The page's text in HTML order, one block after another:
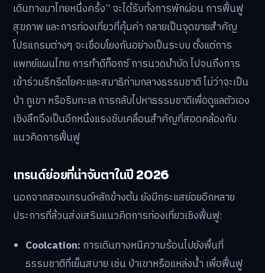
เดินทางมาไทยหนึ่งครั้ง” จะได้รับทั้งการพักผ่อน การฟื้นฟู
สุขภาพ และการท่องเที่ยวที่คุ้มค่า กลายเป็นจุดขายสำคัญ
โปรแกรมต่างๆ จะเชื่อมโยงกันอย่างเป็นระบบ ตั้งแต่การ
แพทย์แผนไทย การทำดีท็อกซ์ การนวดบำบัด ไปจนถึงการ
เข้าร่วมรีทรีตโยคะและสมาธิท่ามกลางธรรมชาติ ไม่ว่าจะเป็น
ป่า ภูเขา หรือริมทะเล การกลับไปหาธรรมชาติเพื่อดูแลตัวเอง
เชิงลึกจึงเป็นอีกหนึ่งแรงขับเคลื่อนสำคัญที่สอดคล้องกับ
แนวคิดการฟื้นฟู
เทรนด์ย่อยที่น่าจับตาในปี 2026
นอกจากสองเทรนด์หลักข้างต้น ยังมีกระแสย่อยอีกหลาย
ประการที่ล้วนส่งเสริมแนวคิดการท่องเที่ยวเชิงฟื้นฟู:
Coolcation: การเดินทางหนีความร้อนไปยังพื้นที่
ธรรมชาติที่เย็นสบาย เช่น ป่าเขาหรือแหล่งน้ำ เพื่อฟื้นฟู